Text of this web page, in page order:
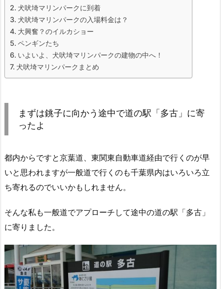
犬吠埼マリンパークに到着
犬吠埼マリンパークの入場料金は？
大興奮？のイルカショー
ペンギンたち
いよいよ、犬吠埼マリンパークの建物の中へ！
犬吠埼マリンパークまとめ
まずは銚子に向かう途中で道の駅「多古」に寄
ったよ
都内からですと京葉道、東関東自動車道経由で行くのが早
いと思われますが一般道で行くのも千葉県内はいろいろ立
ち寄れるのでいいかもしれません。
そんな私も一般道でアプローチして途中の道の駅「多古」
に寄りました。